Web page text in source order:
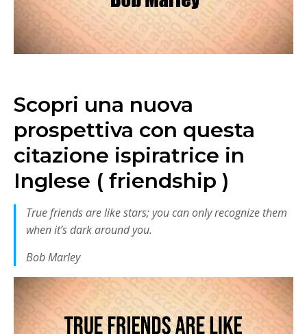
Scopri una nuova
prospettiva con questa
citazione ispiratrice in
Inglese ( friendship )
True friends are like stars; you can only recognize them
when it’s dark around you.
Bob Marley